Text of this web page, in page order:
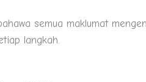
semua maklumat
langkah.